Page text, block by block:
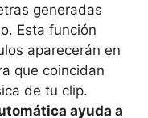
generadas
Esta función
aparecerán en
que coincidan
de tu clip.
ayuda a